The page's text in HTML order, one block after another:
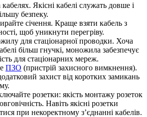
Якісні кабелі служать довше і
безпеку.
січення. Краще взяти кабель з
щоб уникнути перегріву.
для стаціонарної проводки. Хоча
більш гнучкі, моножила забезпечує
для стаціонарних мереж.
ПЗО (пристрій захисного вимкнення).
захист від коротких замикань
розетки: якість монтажу розеток
Навіть якісні розетки
при некоректному з’єднанні кабелів.